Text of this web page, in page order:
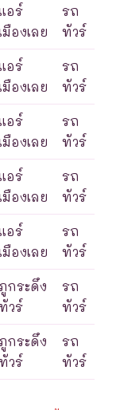
อร์
มืองเลย
รถ
ทัวร์
อร์
มืองเลย
รถ
ทัวร์
อร์
มืองเลย
รถ
ทัวร์
อร์
มืองเลย
รถ
ทัวร์
อร์
มืองเลย
รถ
ทัวร์
กระดึง
วร์
รถ
ทัวร์
กระดึง
วร์
รถ
ทัวร์